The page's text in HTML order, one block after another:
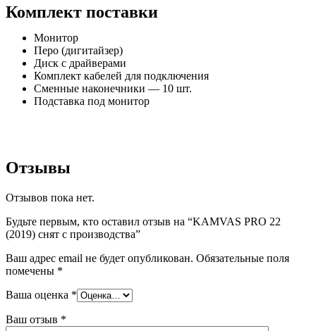
Комплект поставки
Монитор
Перо (дигитайзер)
Диск с драйверами
Комплект кабелей для подключения
Сменные наконечники — 10 шт.
Подставка под монитор
Отзывы
Отзывов пока нет.
Будьте первым, кто оставил отзыв на “KAMVAS PRO 22
(2019) снят с производства”
Ваш адрес email не будет опубликован. Обязательные поля
помечены *
Ваша оценка *
Ваш отзыв *